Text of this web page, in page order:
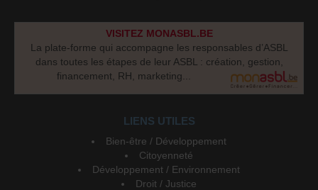
VISITEZ MONASBL.BE
La plate-forme qui accompagne les responsables d’ASBL
dans toutes les étapes de leur ASBL : création, gestion,
financement, RH, marketing...
LIENS UTILES
Bien-être / Développement
Citoyenneté
Développement / Environnement
Droit / Justice